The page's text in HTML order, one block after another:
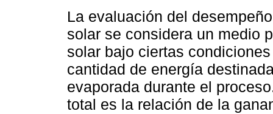
La evaluación del
solar se considera un medio
solar bajo ciertas
cantidad de energía
evaporada durante el
total es la relación de la